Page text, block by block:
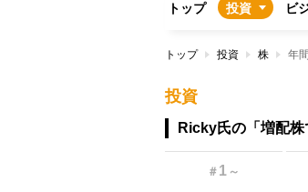
トップ 投資 ビ
トップ 投資 株
投資
Ricky氏の「増配株
＃ 1 ～